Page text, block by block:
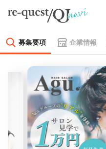
募集要項 企業情報